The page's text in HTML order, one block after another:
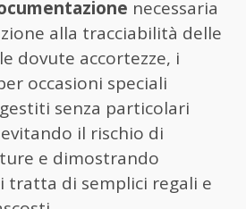
necessaria
alla tracciabilità delle
dovute accortezze, i
occasioni speciali
senza particolari
il rischio di
e dimostrando
tratta di semplici regali e